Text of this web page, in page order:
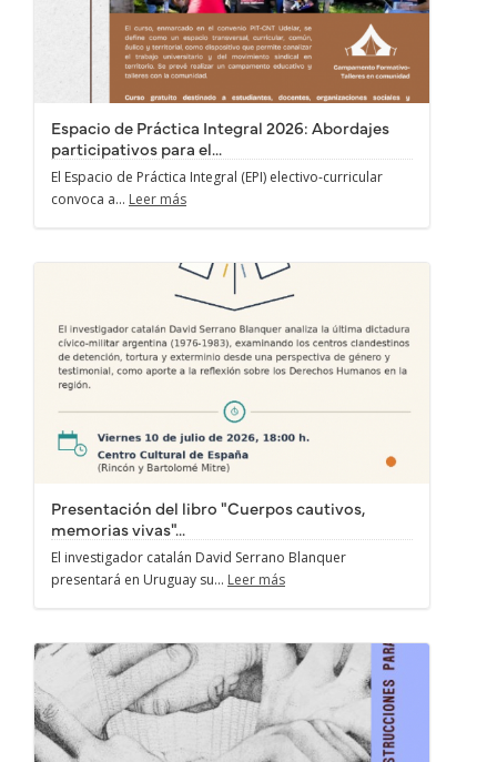
Espacio de Práctica Integral 2026: Abordajes
participativos para el...
El Espacio de Práctica Integral (EPI) electivo-curricular
convoca a... Leer más
Presentación del libro "Cuerpos cautivos,
memorias vivas"...
El investigador catalán David Serrano Blanquer
presentará en Uruguay su... Leer más